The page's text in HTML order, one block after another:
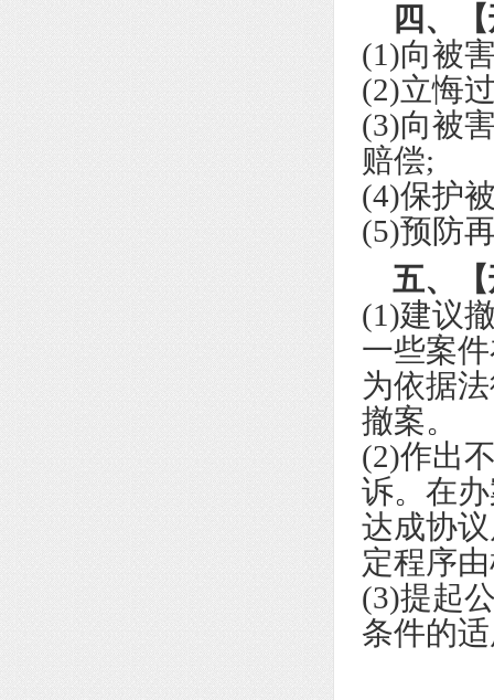
四、
(1)向被
(2)立悔
(3)向被
赔偿;
(4)保护
(5)预防
五、
(1)建议
一些案
为依据
撤案。
(2)作出
诉。在
达成协
定程序
(3)提起
条件的